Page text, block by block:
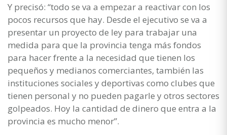
Y precisó: “todo se va a empezar a reactivar con los
pocos recursos que hay. Desde el ejecutivo se va a
presentar un proyecto de ley para trabajar una
medida para que la provincia tenga más fondos
para hacer frente a la necesidad que tienen los
pequeños y medianos comerciantes, también las
instituciones sociales y deportivas como clubes que
tienen personal y no pueden pagarle y otros sectores
golpeados. Hoy la cantidad de dinero que entra a la
provincia es mucho menor”.